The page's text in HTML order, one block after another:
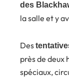
des
la salle et y
Des
près de deux
spéciaux,